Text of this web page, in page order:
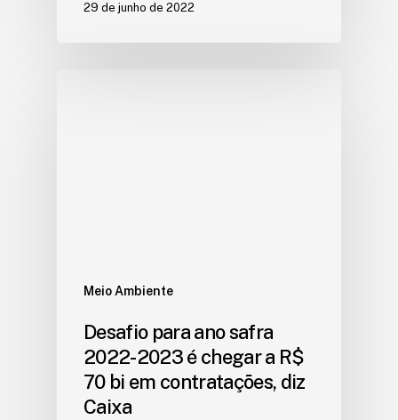
29 de junho de 2022
Meio Ambiente
Desafio para ano safra
2022-2023 é chegar a R$
70 bi em contratações, diz
Caixa